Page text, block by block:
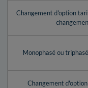
Changement d'option
Monophasé ou
Changement